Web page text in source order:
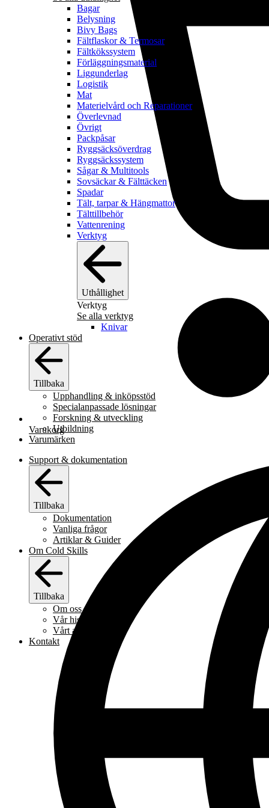
Bagar
Belysning
Bivy Bags
Fältflaskor & Termosar
Fältkökssystem
Förläggningsmaterial
Liggunderlag
Logistik
Mat
Materielvård och Reparationer
Överlevnad
Övrigt
Packpåsar
Ryggsäcksöverdrag
Ryggsäckssystem
Sågar & Multitools
Sovsäckar & Fälttäcken
Spadar
Tält, tarpar & Hängmattor
Tälttillbehör
Vattenrening
Verktyg
Uthållighet
Verktyg
Se alla verktyg
Knivar
Operativt stöd
Tillbaka
Upphandling & inköpsstöd
Specialanpassade lösningar
Forskning & utveckling
Utbildning
Varumärken
Support & dokumentation
Tillbaka
Dokumentation
Vanliga frågor
Artiklar & Guider
Om Cold Skills
Tillbaka
Om oss
Vår historia
Vårt arbetssätt
Kontakt
Varukorg